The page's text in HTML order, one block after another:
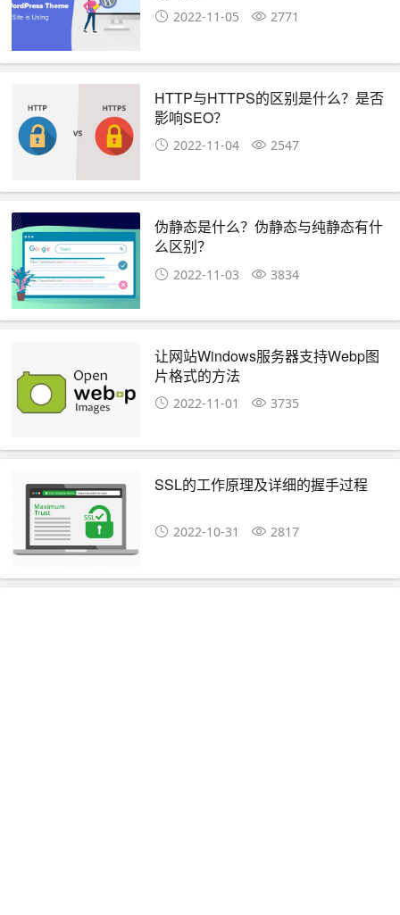
2022-11-05 2771
HTTP与HTTPS的区别是什么？是否
影响SEO？
2022-11-04 2547
伪静态是什么？伪静态与纯静态有什
么区别？
2022-11-03 3834
让网站Windows服务器支持Webp图
片格式的方法
2022-11-01 3735
SSL的工作原理及详细的握手过程
2022-10-31 2817